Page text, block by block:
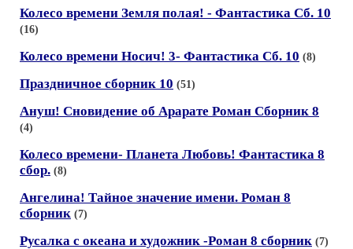
Колесо времени Земля полая! - Фантастика Сб. 10
(16)
Колесо времени Носич! 3- Фантастика Сб. 10 (8)
Праздничное сборник 10 (51)
Ануш! Сновидение об Арарате Роман Сборник 8
(4)
Колесо времени- Планета Любовь! Фантастика 8
сбор. (8)
Ангелина! Тайное значение имени. Роман 8
сборник (7)
Русалка с океана и художник -Роман 8 сборник (7)